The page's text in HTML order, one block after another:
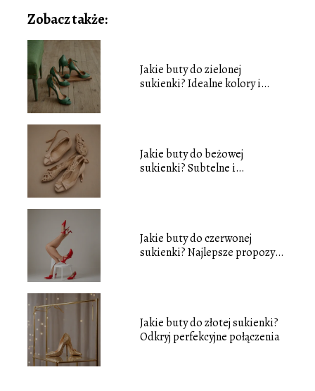
Zobacz także:
Jakie buty do zielonej
sukienki? Idealne kolory i
Jakie buty do beżowej
sukienki? Subtelne i
Jakie buty do czerwonej
sukienki? Najlepsze propozycje
Jakie buty do złotej sukienki?
Odkryj perfekcyjne połączenia